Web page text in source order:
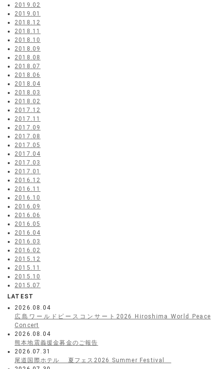
2019.02
2019.01
2018.12
2018.11
2018.10
2018.09
2018.08
2018.07
2018.06
2018.04
2018.03
2018.02
2017.12
2017.11
2017.09
2017.08
2017.05
2017.04
2017.03
2017.01
2016.12
2016.11
2016.10
2016.09
2016.06
2016.05
2016.04
2016.03
2016.02
2015.12
2015.11
2015.10
2015.07
LATEST
2026.08.04
広島ワールドピースコンサート2026 Hiroshima World Peace
Concert
2026.08.04
熊本地震義援金募金のご報告
2026.07.31
尾道国際ホテル 夏フェス2026 Summer Festival